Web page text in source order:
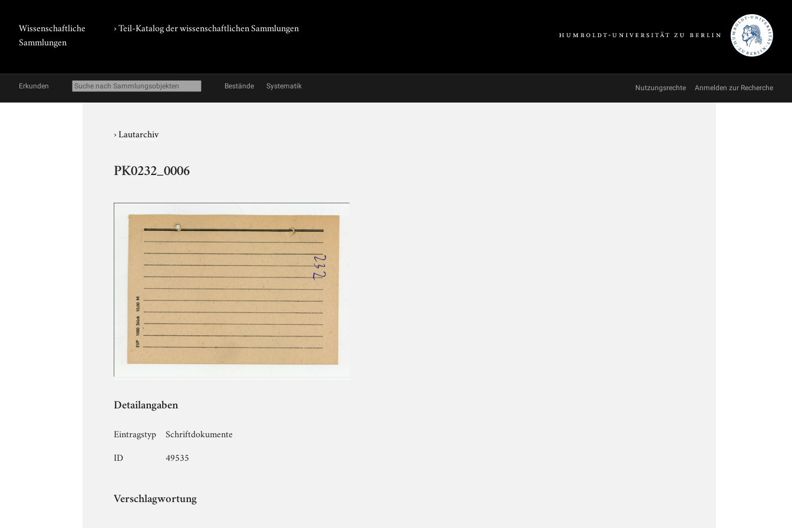
Wissenschaftliche
Sammlungen
› Teil-Katalog der wissenschaftlichen Sammlungen
Erkunden Bestände Systematik Nutzungsrechte Anmelden zur Recherche
›Lautarchiv
PK0232_0006
Detailangaben
Eintragstyp
Schriftdokumente
ID
49535
Verschlagwortung